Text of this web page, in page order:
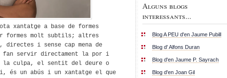
xantatge a base de formes
formes molt subtils; altres
directes i sense cap mena de
fan servir directament la por i
la culpa, el sentit del deure o
és un abús i un xantatge el que
Alguns blogs
interessants...
Blog A PEU d'en Jaume Pubill
Blog d' Alfons Duran
Blog d'en Jaume P. Sayrach
Blog d'en Joan Gil